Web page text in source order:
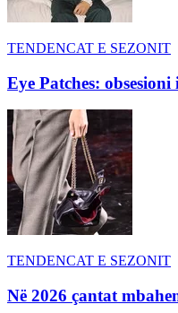
TENDENCAT E SEZONIT
Eye Patches:
TENDENCAT E SEZONIT
Në 2026 çantat